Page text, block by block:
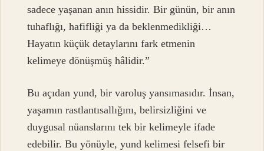
sadece yaşanan anın hissidir. Bir günün, bir anın
tuhaflığı, hafifliği ya da beklenmedikliği…
Hayatın küçük detaylarını fark etmenin
kelimeye dönüşmüş hâlidir.”
Bu açıdan yund, bir varoluş yansımasıdır. İnsan,
yaşamın rastlantısallığını, belirsizliğini ve
duygusal nüanslarını tek bir kelimeyle ifade
edebilir. Bu yönüyle, yund kelimesi felsefi bir